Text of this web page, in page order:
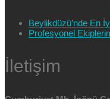
Beylikdüzü’nde En
Profesyonel
İletişim